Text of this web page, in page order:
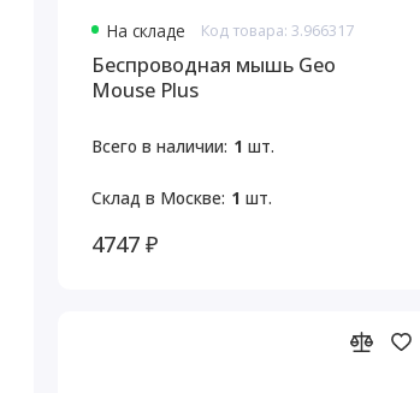
На складе Код товара: 3.966317
Беспроводная мышь Geo
Mouse Plus
Всего в наличии: 1 шт.
Склад в Москве: 1 шт.
4747 ₽